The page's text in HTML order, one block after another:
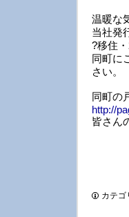
温暖な
当社発
?移住
同町に
さい。
同町の
http://
皆さん
カテゴ